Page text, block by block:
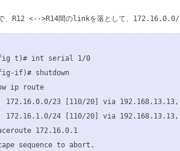
t)# int serial 1/0
if)# shutdown
ip route
172.16.0.0/23 [110/20] via
172.16.1.0/24 [110/20] via
172.16.0.1
sequence to abort.